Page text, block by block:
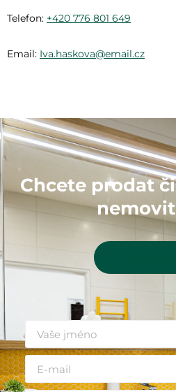
Telefon: +420 776 801 649
Email: Iva.haskova@email.cz
Chcete prodat